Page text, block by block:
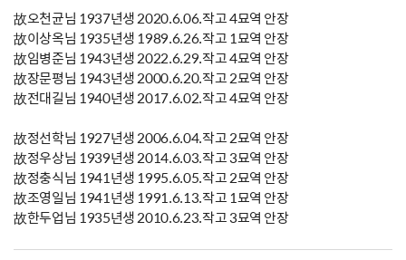
故오천균님 1937년생 2020.6.06.작고 4묘역 안장
故이상옥님 1935년생 1989.6.26.작고 1묘역 안장
故임병준님 1943년생 2022.6.29.작고 4묘역 안장
故장문평님 1943년생 2000.6.20.작고 2묘역 안장
故전대길님 1940년생 2017.6.02.작고 4묘역 안장
故정선학님 1927년생 2006.6.04.작고 2묘역 안장
故정우상님 1939년생 2014.6.03.작고 3묘역 안장
故정충식님 1941년생 1995.6.05.작고 2묘역 안장
故조영일님 1941년생 1991.6.13.작고 1묘역 안장
故한두업님 1935년생 2010.6.23.작고 3묘역 안장